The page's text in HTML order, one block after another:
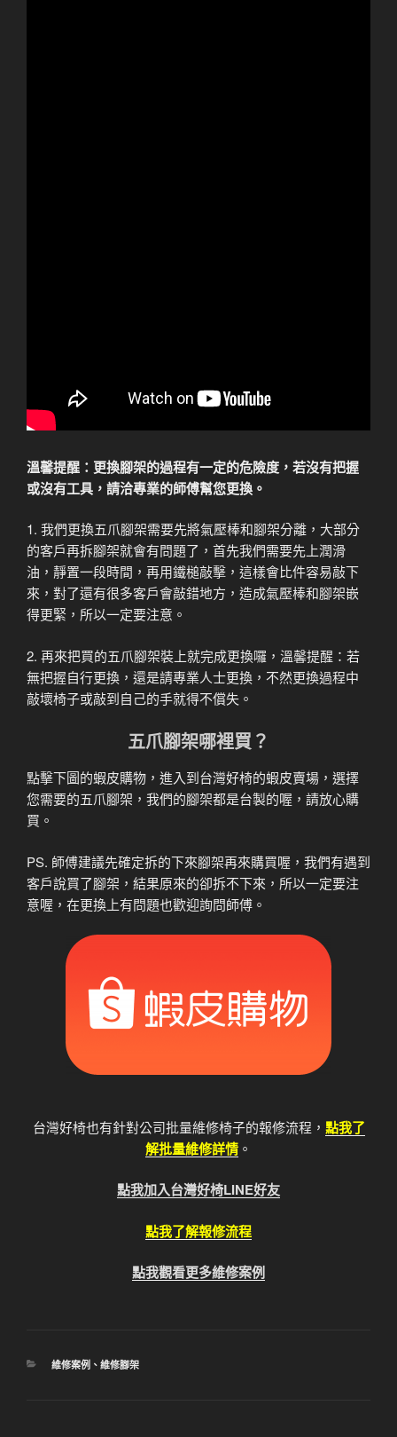
溫馨提醒：更換腳架的過程有一定的危險度，若沒有把握
或沒有工具，請洽專業的師傅幫您更換。
1. 我們更換五爪腳架需要先將氣壓棒和腳架分離，大部分
的客戶再拆腳架就會有問題了，首先我們需要先上潤滑
油，靜置一段時間，再用鐵槌敲擊，這樣會比件容易敲下
來，對了還有很多客戶會敲錯地方，造成氣壓棒和腳架嵌
得更緊，所以一定要注意。
2. 再來把買的五爪腳架裝上就完成更換囉，溫馨提醒：若
無把握自行更換，還是請專業人士更換，不然更換過程中
敲壞椅子或敲到自己的手就得不償失。
五爪腳架哪裡買？
點擊下圖的蝦皮購物，進入到台灣好椅的蝦皮賣場，選擇
您需要的五爪腳架，我們的腳架都是台製的喔，請放心購
買。
PS. 師傅建議先確定拆的下來腳架再來購買喔，我們有遇到
客戶說買了腳架，結果原來的卻拆不下來，所以一定要注
意喔，在更換上有問題也歡迎詢問師傅。
台灣好椅也有針對公司批量維修椅子的報修流程， 點我了
解批量維修詳情 。
點我加入台灣好椅LINE好友
點我了解報修流程
點我觀看更多維修案例
分
維修案例 、 維修腳架